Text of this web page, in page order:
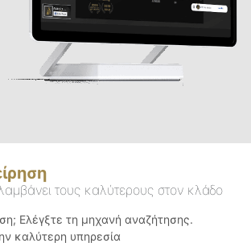
τους καλύτερους στον κλάδο
Ελέγξτε τη μηχανή αναζήτησης.
καλύτερη υπηρεσία